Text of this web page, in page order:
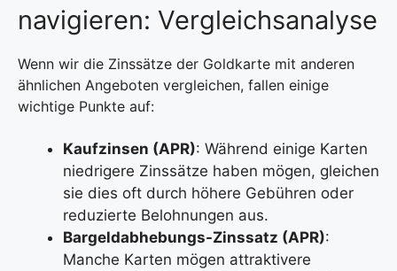
navigieren: Vergleichsanalyse
Wenn wir die Zinssätze der Goldkarte mit anderen
ähnlichen Angeboten vergleichen, fallen einige
wichtige Punkte auf:
Kaufzinsen (APR): Während einige Karten
niedrigere Zinssätze haben mögen, gleichen
sie dies oft durch höhere Gebühren oder
reduzierte Belohnungen aus.
Bargeldabhebungs-Zinssatz (APR):
Manche Karten mögen attraktivere